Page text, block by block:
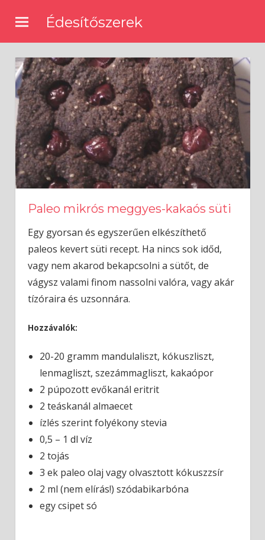
content
Édesítőszerek
és
mesterséges
édesítőszerekről,
receptek
édesítőkkel
Paleo mikrós meggyes-kakaós süti
Egy gyorsan és egyszerűen elkészíthető
paleos kevert süti recept. Ha nincs sok időd,
vagy nem akarod bekapcsolni a sütőt, de
vágysz valami finom nassolni valóra, vagy akár
tízóraira és uzsonnára.
Hozzávalók:
20-20 gramm mandulaliszt, kókuszliszt,
lenmagliszt, szezámmagliszt, kakaópor
2 púpozott evőkanál eritrit
2 teáskanál almaecet
ízlés szerint folyékony stevia
0,5 – 1 dl víz
2 tojás
3 ek paleo olaj vagy olvasztott kókuszzsír
2 ml (nem elírás!) szódabikarbóna
egy csipet só